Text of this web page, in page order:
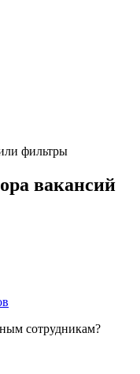
фильтры
вакансий
сотрудникам?